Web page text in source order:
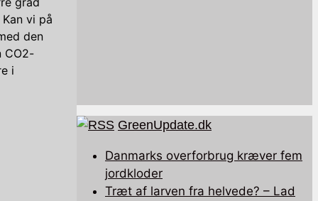
vi på
den
CO2-
i
GreenUpdate.dk
Danmarks overforbrug kræver fem
jordkloder
Træt af larven fra helvede? – Lad